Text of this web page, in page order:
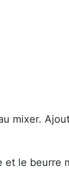
mixer.
et le beurre